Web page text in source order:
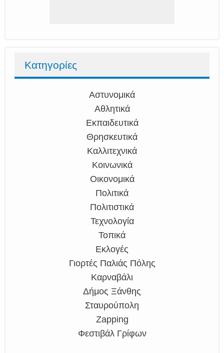
Κατηγορίες
Αστυνομικά
Αθλητικά
Εκπαιδευτικά
Θρησκευτικά
Καλλιτεχνικά
Κοινωνικά
Οικονομικά
Πολιτικά
Πολιτιστικά
Τεχνολογία
Τοπικά
Εκλογές
Γιορτές Παλιάς Πόλης
Καρναβάλι
Δήμος Ξάνθης
Σταυρούπολη
Zapping
Φεστιβάλ Γρίφων